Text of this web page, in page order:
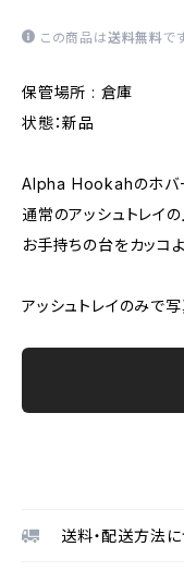
この商品は送料無料で
保管場所 : 倉庫
状態：新品
Alpha Hookahのホバー
通常のアッシュトレイ
お手持ちの台をカッコ
アッシュトレイのみで
送料・配送方法に